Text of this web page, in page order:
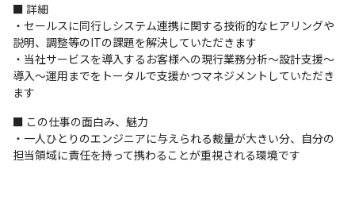
■ 詳細
・セールスに同行しシステム連携に関する技術的なヒアリングや
説明、調整等のITの課題を解決していただきます
・当社サービスを導入するお客様への現行業務分析～設計支援～
導入～運用までをトータルで支援かつマネジメントしていただき
ます
■ この仕事の面白み、魅力
・一人ひとりのエンジニアに与えられる裁量が大きい分、自分の
担当領域に責任を持って携わることが重視される環境です